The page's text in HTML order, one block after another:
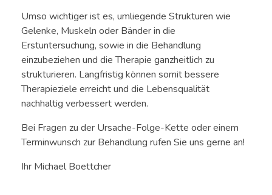
Umso wichtiger ist es, umliegende Strukturen wie
Gelenke, Muskeln oder Bänder in die
Erstuntersuchung, sowie in die Behandlung
einzubeziehen und die Therapie ganzheitlich zu
strukturieren. Langfristig können somit bessere
Therapieziele erreicht und die Lebensqualität
nachhaltig verbessert werden.
Bei Fragen zu der Ursache-Folge-Kette oder einem
Terminwunsch zur Behandlung rufen Sie uns gerne an!
Ihr Michael Boettcher